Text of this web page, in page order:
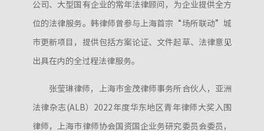
公司、大型国有企业的常年法律顾问，为企业提供全方
位的法律服务。韩律师曾参与上海首宗“场所联动”城
市更新项目，提供包括方案论证、文件起草、法律意见
出具在内的全过程法律服务。
张莹琳律师，上海市金茂律师事务所合伙人，亚洲
法律杂志(ALB）2022年度华东地区青年律师大奖入围
律师，上海市律师协会国资国企业务研究委员会委员，